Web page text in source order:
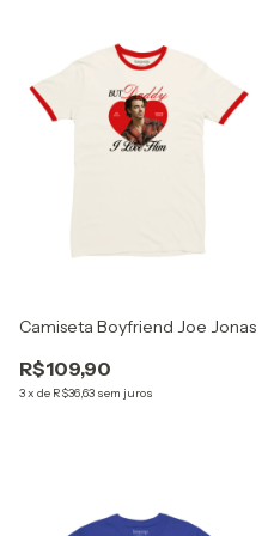
Camiseta Boyfriend Joe Jonas
R$109,90
3x de R$36,63 sem juros